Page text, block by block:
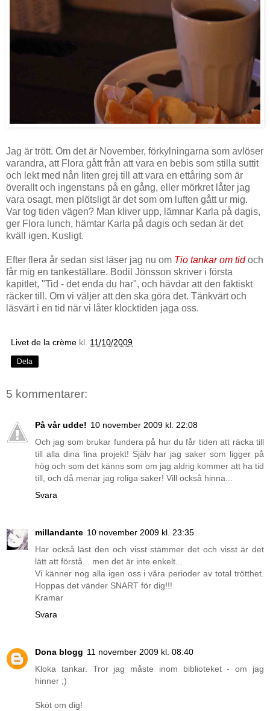
Jag är trött. Om det är November, förkylningarna som avlöser
varandra, att Flora gått från att vara en bebis som stilla suttit
och lekt med nån liten grej till att vara en ettåring som är
överallt och ingenstans på en gång, eller mörkret låter jag
vara osagt, men plötsligt är det som om luften gått ur mig.
Var tog tiden vägen? Man kliver upp, lämnar Karla på dagis,
ger Flora lunch, hämtar Karla på dagis och sedan är det
kväll igen. Kusligt.
Efter flera år sedan sist läser jag nu om Tio tankar om tidoch
får mig en tankeställare. Bodil Jönsson skriver i första
kapitlet, "Tid - det enda du har", och hävdar att den faktiskt
räcker till. Om vi väljer att den ska göra det. Tänkvärt och
läsvärt i en tid när vi låter klocktiden jaga oss.
Livet de la crème kl. 11/10/2009
Dela
5 kommentarer:
På vår udde! 10 november 2009 kl. 22:08
Och jag som brukar fundera på hur du får tiden att räcka till
till alla dina fina projekt! Själv har jag saker som ligger på
hög och som det känns som om jag aldrig kommer att ha tid
till, och då menar jag roliga saker! Vill också hinna...
Svara
millandante 10 november 2009 kl. 23:35
Har också läst den och visst stämmer det och visst är det
lätt att förstå... men det är inte enkelt...
Vi känner nog alla igen oss i våra perioder av total trötthet.
Hoppas det vänder SNART för dig!!!
Kramar
Svara
Dona blogg 11 november 2009 kl. 08:40
Kloka tankar. Tror jag måste inom biblioteket - om jag
hinner ;)
Sköt om dig!